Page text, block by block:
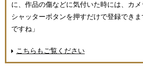
に、作品の傷などに気付いた時には、カ
シャッターボタンを押すだけで登録できま
ですね」
こちらもご覧ください